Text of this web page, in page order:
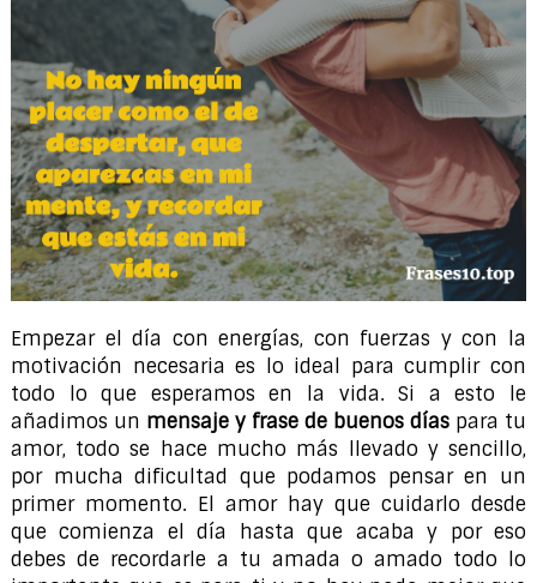
Empezar el día con energías, con fuerzas y con la
motivación necesaria es lo ideal para cumplir con
todo lo que esperamos en la vida. Si a esto le
añadimos un mensaje y frase de buenos días para tu
amor, todo se hace mucho más llevado y sencillo,
por mucha dificultad que podamos pensar en un
primer momento. El amor hay que cuidarlo desde
que comienza el día hasta que acaba y por eso
debes de recordarle a tu amada o amado todo lo